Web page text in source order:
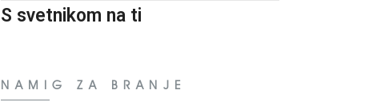
S svetnikom na ti
NAMIG ZA BRANJE